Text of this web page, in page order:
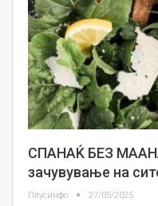
СПАНАЌ БЕЗ
зачувување на
Плусинфо 27/05/2025